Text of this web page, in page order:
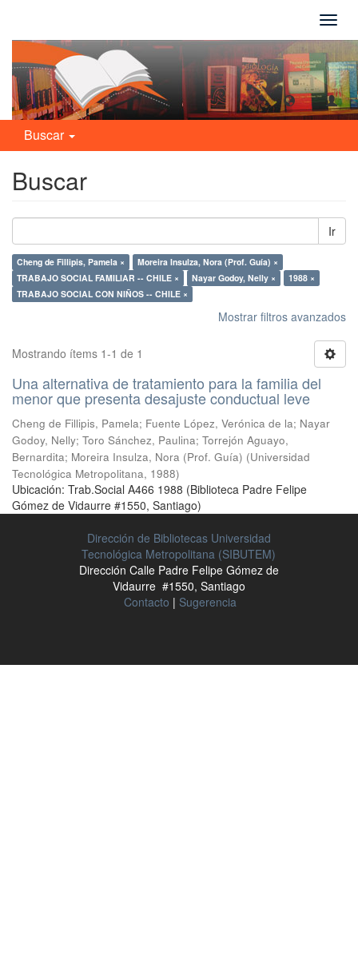
Buscar
Buscar
Ir
Cheng de Fillipis, Pamela ×
Moreira Insulza, Nora (Prof. Guía) ×
TRABAJO SOCIAL FAMILIAR -- CHILE ×
Nayar Godoy, Nelly ×
1988 ×
TRABAJO SOCIAL CON NIÑOS -- CHILE ×
Mostrar filtros avanzados
Mostrando ítems 1-1 de 1
Una alternativa de tratamiento para la familia del
menor que presenta desajuste conductual leve
Cheng de Fillipis, Pamela; Fuente López, Verónica de la; Nayar
Godoy, Nelly; Toro Sánchez, Paulina; Torrejón Aguayo,
Bernardita; Moreira Insulza, Nora (Prof. Guía) (Universidad
Tecnológica Metropolitana, 1988)
Ubicación: Trab.Social A466 1988 (Biblioteca Padre Felipe
Gómez de Vidaurre #1550, Santiago)
Dirección de Bibliotecas Universidad
Tecnológica Metropolitana (SIBUTEM)
Dirección Calle Padre Felipe Gómez de
Vidaurre #1550, Santiago
Contacto | Sugerencia